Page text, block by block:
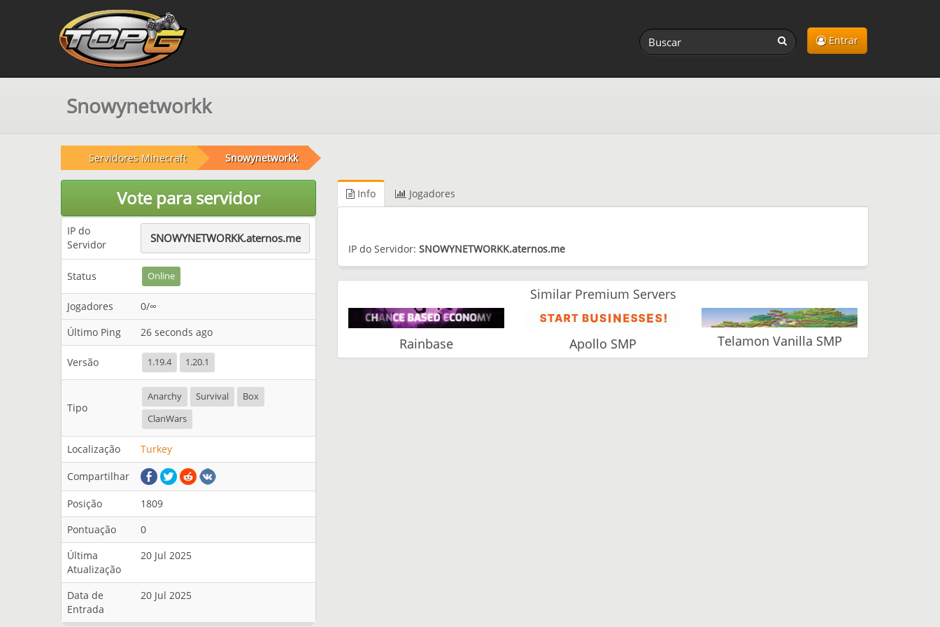
Entrar
Snowynetworkk
Servidores Minecraft Snowynetworkk
Vote para servidor
IP do
Servidor
SNOWYNETWORKK.aternos.me
Status Online
Jogadores
0/∞
Último Ping
26 seconds ago
Versão 1.19.4 1.20.1
Tipo
Anarchy Survival
Box
ClanWars
Localização Turkey
Compartilhar
Posição
1809
Pontuação
0
Última
Atualização
20 Jul 2025
Data de
Entrada
20 Jul 2025
Info Jogadores
IP do Servidor: SNOWYNETWORKK.aternos.me
Similar Premium Servers
Rainbase Apollo SMP Telamon Vanilla SMP